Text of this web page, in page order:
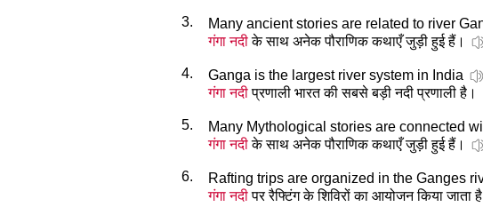
3.
Many ancient stories are related to river
गंगा नदीके साथ अनेक पौराणिक कथाएँ जुड़ी हुई हैं।
4.
Ganga is the largest river system in India
गंगा नदीप्रणाली भारत की सबसे बड़ी नदी प्रणाली है।
5.
Many Mythological stories are connected
गंगा नदीके साथ अनेक पौराणिक कथाएँ जुड़ी हुई हैं।
6.
Rafting trips are organized in the Ganges
गंगा नदीपर रैफ्टिंग के शिविरों का आयोजन किया जाता